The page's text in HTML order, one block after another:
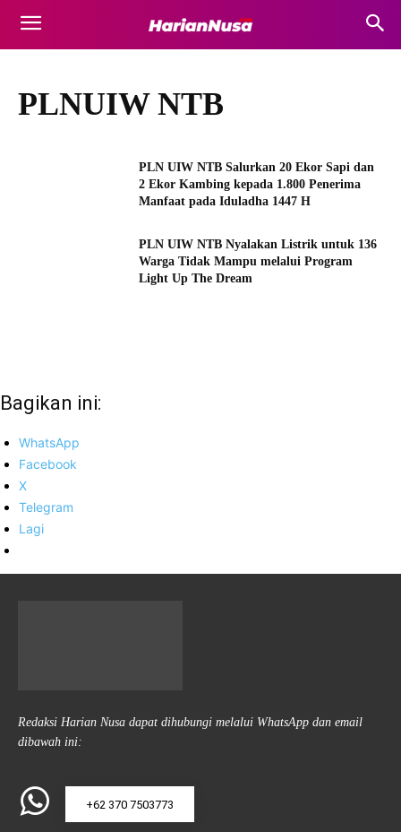
PLNUIW NTB
PLN UIW NTB Salurkan 20 Ekor Sapi dan
2 Ekor Kambing kepada 1.800 Penerima
Manfaat pada Iduladha 1447 H
PLN UIW NTB Nyalakan Listrik untuk 136
Warga Tidak Mampu melalui Program
Light Up The Dream
Bagikan ini:
WhatsApp
Facebook
X
Telegram
Lagi
Redaksi Harian Nusa dapat dihubungi melalui WhatsApp dan email
dibawah ini:
+62 370 7503773